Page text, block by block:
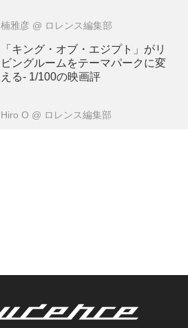
楠雅彦 @ ロレンス編集部
「キング・オブ・エジプト」がリ
ビングルームをテーマパークに変
える- 1/100の映画評
Hiro O @ ロレンス編集部